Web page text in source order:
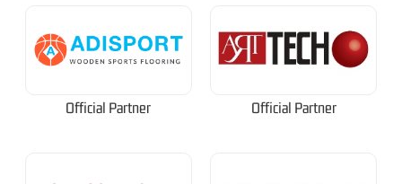
Official Partner Official Partner